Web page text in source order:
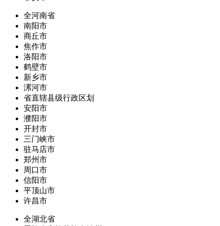
全河南省
南阳市
商丘市
焦作市
洛阳市
鹤壁市
新乡市
漯河市
省直辖县级行政区划
安阳市
濮阳市
开封市
三门峡市
驻马店市
郑州市
周口市
信阳市
平顶山市
许昌市
全湖北省